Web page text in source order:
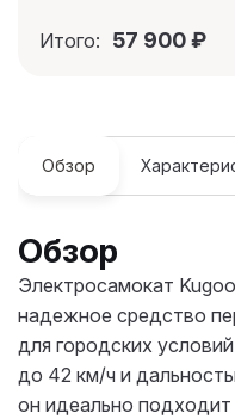
Итого: 57 900₽
Обзор
Обзор
Электросамокат
надежное средство
для городских
до 42 км/ч и
он идеально